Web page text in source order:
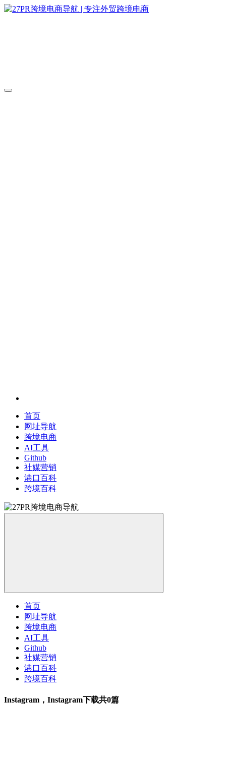
首页
网址导航
跨境电商
AI工具
Github
社媒营销
港口百科
跨境百科
首页
网址导航
跨境电商
AI工具
Github
社媒营销
港口百科
跨境百科
Instagram，Instagram下载共0篇